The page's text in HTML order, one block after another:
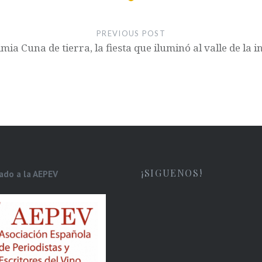
PREVIOUS POST
Cuna de tierra, la fiesta que iluminó al valle de la
a la AEPEV ¡SIGUENOS!